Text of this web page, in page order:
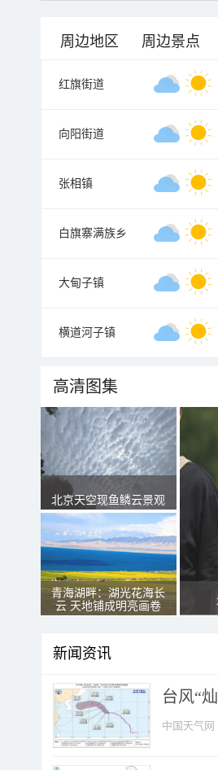
周边地区 周边景点
红旗街道
向阳街道
张相镇
白旗寨满族乡
大甸子镇
横道河子镇
高清图集
北京天空现鱼鳞云景观
青海湖畔：湖光花海长
云 天地铺成明亮画卷
新闻资讯
台风“
中国天气网